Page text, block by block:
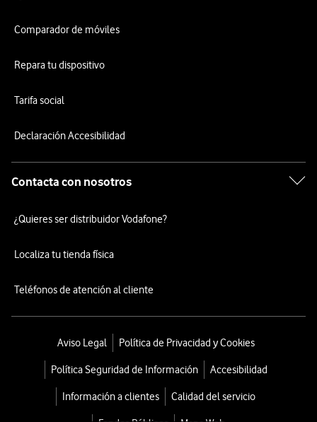
Comparador de móviles
Repara tu dispositivo
Tarifa social
Declaración Accesibilidad
Contacta con nosotros
¿Quieres ser distribuidor Vodafone?
Localiza tu tienda física
Teléfonos de atención al cliente
Aviso Legal Política de Privacidad y Cookies
Política Seguridad de Información Accesibilidad
Información a clientes Calidad del servicio